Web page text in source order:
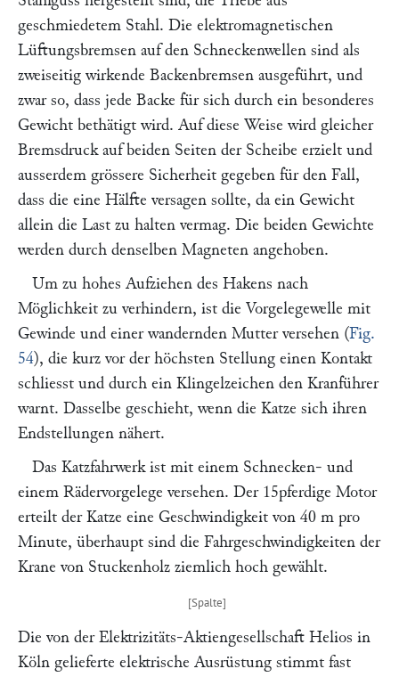
geschmiedetem Stahl. Die elektromagnetischen
Lüftungsbremsen auf den Schneckenwellen sind als
zweiseitig wirkende Backenbremsen ausgeführt, und
zwar so, dass jede Backe für sich durch ein besonderes
Gewicht bethätigt wird. Auf diese Weise wird gleicher
Bremsdruck auf beiden Seiten der Scheibe erzielt und
ausserdem grössere Sicherheit gegeben für den Fall,
dass die eine Hälfte versagen sollte, da ein Gewicht
allein die Last zu halten vermag. Die beiden Gewichte
werden durch denselben Magneten angehoben.
Um zu hohes Aufziehen des Hakens nach
Möglichkeit zu verhindern, ist die Vorgelegewelle mit
Gewinde und einer wandernden Mutter versehen (Fig.
54), die kurz vor der höchsten Stellung einen Kontakt
schliesst und durch ein Klingelzeichen den Kranführer
warnt. Dasselbe geschieht, wenn die Katze sich ihren
Endstellungen nähert.
Das Katzfahrwerk ist mit einem Schnecken- und
einem Rädervorgelege versehen. Der 15pferdige Motor
erteilt der Katze eine Geschwindigkeit von 40 m pro
Minute, überhaupt sind die Fahrgeschwindigkeiten der
Krane von Stuckenholz ziemlich hoch gewählt.
Die von der Elektrizitäts-Aktiengesellschaft Helios in
Köln gelieferte elektrische Ausrüstung stimmt fast